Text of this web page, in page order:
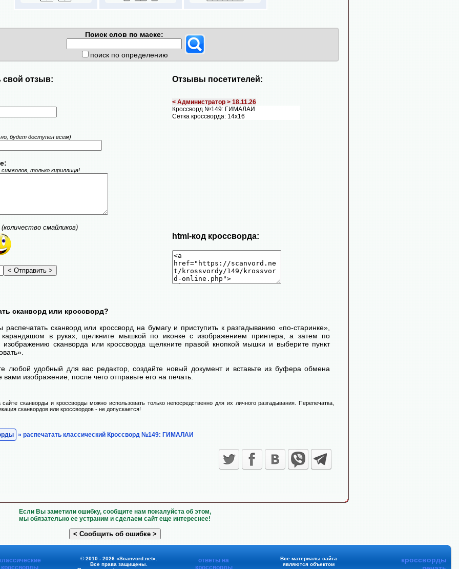
Поиск слов по маске:
поиск по определению
свой отзыв: Отзывы посетителей:
будет доступен всем)
только кириллица!
(количество смайликов)
< Администратор > 18.11.26
Кроссворд №149: ГИМАЛАИ
Сетка кроссворда: 14х16
html-код кроссворда:
сканворд или кроссворд?
распечатать сканворд или кроссворд на бумагу и приступить к разгадыванию «по-старинке»,
карандашом в руках, щелкните мышкой по иконке с изображением принтера, а затем по
изображению сканворда или кроссворда щелкните правой кнопкой мышки и выберите пункт
любой удобный для вас редактор, создайте новый документ и вставьте из буфера обмена
вами изображение, после чего отправьте его на печать.
сканворды и кроссворды можно использовать только непосредственно для их личного разгадывания. Перепечатка,
сканвордов или кроссвордов - не допускается!
» распечатать классический Кроссворд №149: ГИМАЛАИ
Если Вы заметили ошибку, сообщите нам пожалуйста об этом,
мы обязательно ее устраним и сделаем сайт еще интереснее!
кроссворды
© 2010 - 2026 «Scanvord.net».
Все права защищены.
ответы на
кроссворды
Все материалы сайта
являются объектом
кроссворды